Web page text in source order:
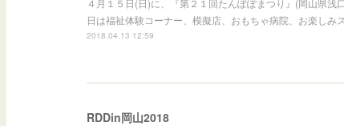
日は福祉体験コーナー、模擬店、おもちゃ病院、お楽しみ
2018.04.13 12:59
RDDin岡山2018